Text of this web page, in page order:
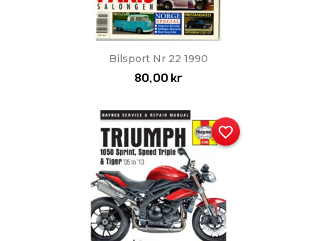
Bilsport Nr 22 1990
80,00 kr
favorite_border